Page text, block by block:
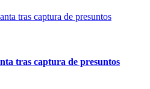
tras captura de presuntos